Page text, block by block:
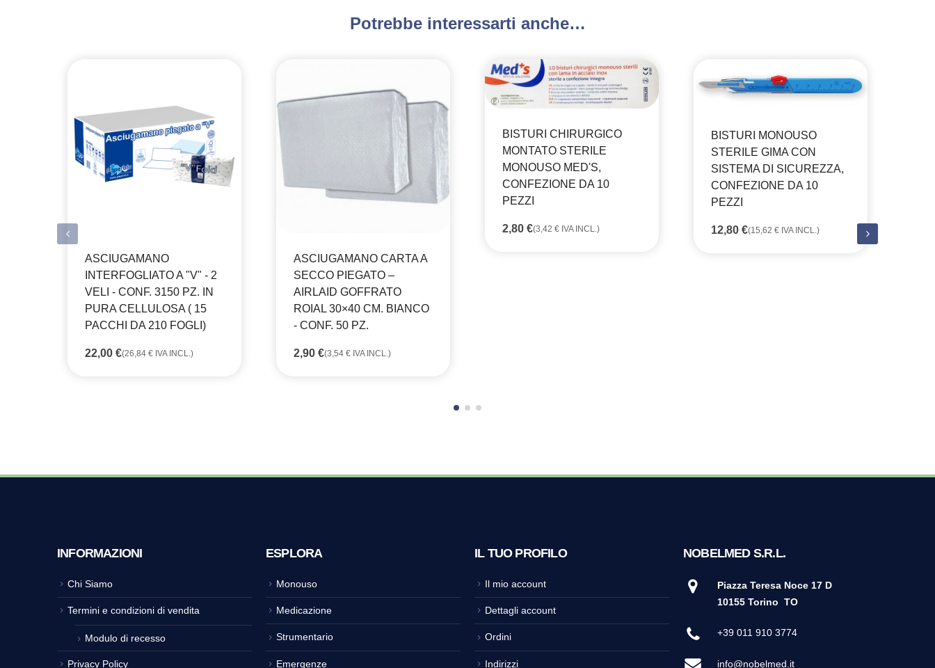
Potrebbe interessarti anche…
ASCIUGAMANO
INTERFOGLIATO A "V" - 2
VELI - CONF. 3150 PZ. IN
PURA CELLULOSA ( 15
PACCHI DA 210 FOGLI)
22,00 €(26,84 € IVA INCL.)
ASCIUGAMANO CARTA A
SECCO PIEGATO –
AIRLAID GOFFRATO
ROIAL 30×40 CM. BIANCO
- CONF. 50 PZ.
2,90 €(3,54 € IVA INCL.)
BISTURI CHIRURGICO
MONTATO STERILE
MONOUSO MED'S,
CONFEZIONE DA 10
PEZZI
2,80 €(3,42 € IVA INCL.)
BISTURI MONOUSO
STERILE GIMA CON
SISTEMA DI SICUREZZA,
CONFEZIONE DA 10
PEZZI
12,80 €(15,62 € IVA INCL.)
INFORMAZIONI
Chi Siamo
Termini e condizioni di vendita
Modulo di recesso
Privacy Policy
ESPLORA
Monouso
Medicazione
Strumentario
Emergenze
IL TUO PROFILO
Il mio account
Dettagli account
Ordini
Indirizzi
NOBELMED S.R.L.
Piazza Teresa Noce 17 D
10155 Torino TO
+39 011 910 3774
info@nobelmed.it